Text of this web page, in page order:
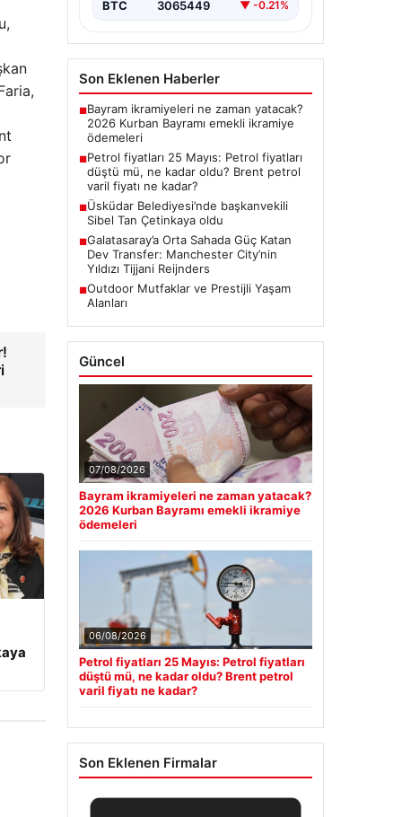
BTC 3065449 ▼ -0.21%
Son Eklenen Haberler
■Bayram ikramiyeleri ne zaman yatacak?
2026 Kurban Bayramı emekli ikramiye
ödemeleri
■Petrol fiyatları 25 Mayıs: Petrol fiyatları
düştü mü, ne kadar oldu? Brent petrol
varil fiyatı ne kadar?
■Üsküdar Belediyesi’nde başkanvekili
Sibel Tan Çetinkaya oldu
■Galatasaray’a Orta Sahada Güç Katan
Dev Transfer: Manchester City’nin
Yıldızı Tijjani Reijnders
■Outdoor Mutfaklar ve Prestijli Yaşam
Alanları
Güncel
07/08/2026
Bayram ikramiyeleri ne zaman yatacak?
2026 Kurban Bayramı emekli ikramiye
ödemeleri
06/08/2026
Petrol fiyatları 25 Mayıs: Petrol fiyatları
düştü mü, ne kadar oldu? Brent petrol
varil fiyatı ne kadar?
Son Eklenen Firmalar